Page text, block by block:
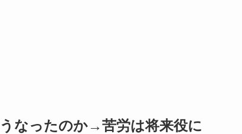
なったのか→苦労は将来役に